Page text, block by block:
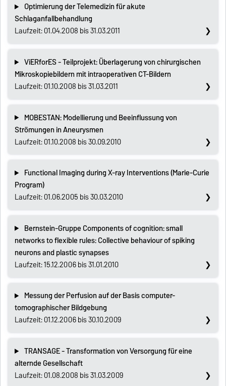
Optimierung der Telemedizin für akute
Schlaganfallbehandlung
Laufzeit: 01.04.2008 bis 31.03.2011
ViERforES - Teilprojekt: Überlagerung von chirurgischen
Mikroskopiebildern mit intraoperativen CT-Bildern
Laufzeit: 01.10.2008 bis 31.03.2011
MOBESTAN: Modellierung und Beeinflussung von
Strömungen in Aneurysmen
Laufzeit: 01.10.2008 bis 30.09.2010
Functional Imaging during X-ray Interventions (Marie-Curie
Program)
Laufzeit: 01.06.2005 bis 30.03.2010
Bernstein-Gruppe Components of cognition: small
networks to flexible rules: Collective behaviour of spiking
neurons and plastic synapses
Laufzeit: 15.12.2006 bis 31.01.2010
Messung der Perfusion auf der Basis computer-
tomographischer Bildgebung
Laufzeit: 01.12.2006 bis 30.10.2009
TRANSAGE - Transformation von Versorgung für eine
alternde Gesellschaft
Laufzeit: 01.08.2008 bis 31.03.2009